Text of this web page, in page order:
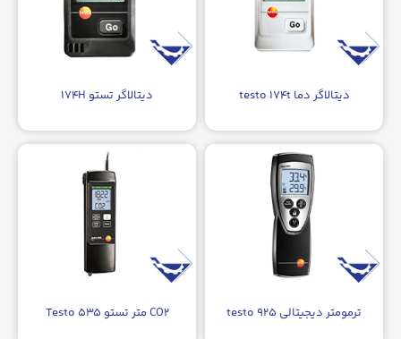
دیتالاگر دما testo ۱۷۴t دیتالاگر تستو ۱۷۴H
ترمومتر دیجیتالی testo ۹۲۵ CO۲ متر تستو Testo ۵۳۵